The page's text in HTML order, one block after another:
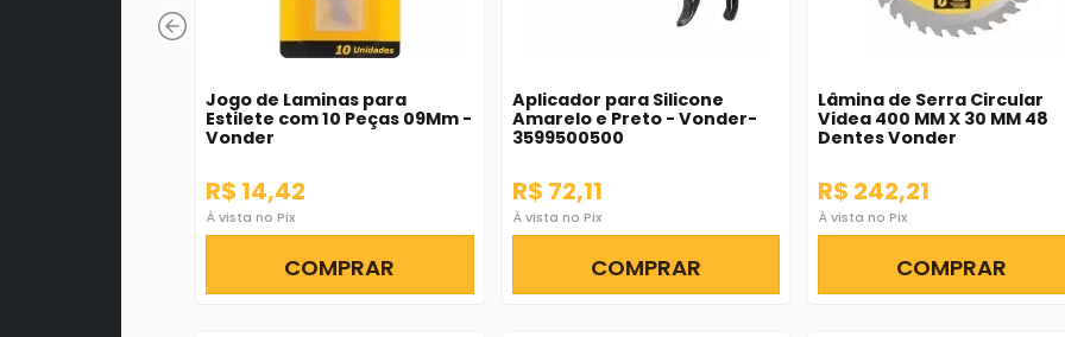
Jogo de Laminas para
Estilete com 10 Peças 09Mm -
Vonder
R$ 14,42
À vista no Pix
COMPRAR
Aplicador para Silicone
Amarelo e Preto - Vonder-
3599500500
R$ 72,11
À vista no Pix
COMPRAR
Lâmina de Serra Circular
Videa 400 MM X 30 MM 48
Dentes Vonder
R$ 242,21
À vista no Pix
COMPRAR